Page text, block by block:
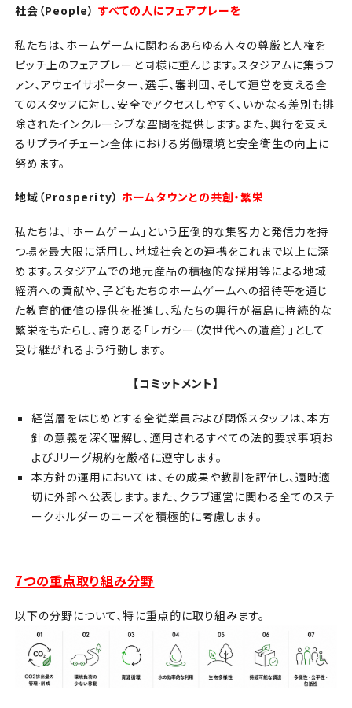
社会（People） すべての人にフェアプレーを
私たちは、ホームゲームに関わるあらゆる人々の尊厳と人権を
ピッチ上のフェアプレーと同様に重んじます。スタジアムに集うフ
ァン、アウェイサポーター、選手、審判団、そして運営を支える全
てのスタッフに対し、安全でアクセスしやすく、いかなる差別も排
除されたインクルーシブな空間を提供します。また、興行を支え
るサプライチェーン全体における労働環境と安全衛生の向上に
努めます。
地域（Prosperity） ホームタウンとの共創・繁栄
私たちは、「ホームゲーム」という圧倒的な集客力と発信力を持
つ場を最大限に活用し、地域社会との連携をこれまで以上に深
めます。スタジアムでの地元産品の積極的な採用等による地域
経済への貢献や、子どもたちのホームゲームへの招待等を通じ
た教育的価値の提供を推進し、私たちの興行が福島に持続的な
繁栄をもたらし、誇りある「レガシー（次世代への遺産）」として
受け継がれるよう行動します。
【コミットメント】
経営層をはじめとする全従業員および関係スタッフは、本方
針の意義を深く理解し、適用されるすべての法的要求事項お
よびJリーグ規約を厳格に遵守します。
本方針の運用においては、その成果や教訓を評価し、適時適
切に外部へ公表します。また、クラブ運営に関わる全てのステ
ークホルダーのニーズを積極的に考慮します。
7つの重点取り組み分野
以下の分野について、特に重点的に取り組みます。